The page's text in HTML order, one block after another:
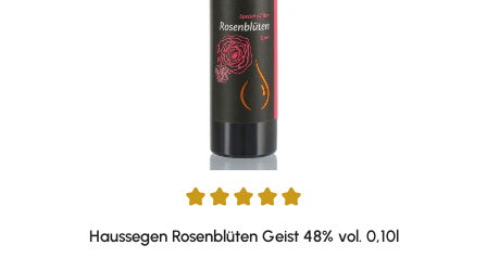
Durchschnittliche Bewertung von 5 von 5 Sternen
Haussegen Rosenblüten Geist 48% vol. 0,10l